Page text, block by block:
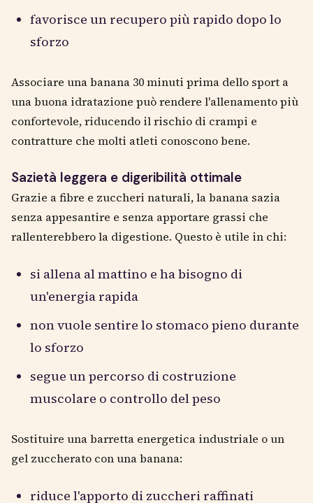
favorisce un recupero più rapido dopo lo
sforzo
Associare una banana 30 minuti prima dello sport a
una buona idratazione può rendere l'allenamento più
confortevole, riducendo il rischio di crampi e
contratture che molti atleti conoscono bene.
Sazietà leggera e digeribilità ottimale
Grazie a fibre e zuccheri naturali, la banana sazia
senza appesantire e senza apportare grassi che
rallenterebbero la digestione. Questo è utile in chi:
si allena al mattino e ha bisogno di
un'energia rapida
non vuole sentire lo stomaco pieno durante
lo sforzo
segue un percorso di costruzione
muscolare o controllo del peso
Sostituire una barretta energetica industriale o un
gel zuccherato con una banana:
riduce l'apporto di zuccheri raffinati